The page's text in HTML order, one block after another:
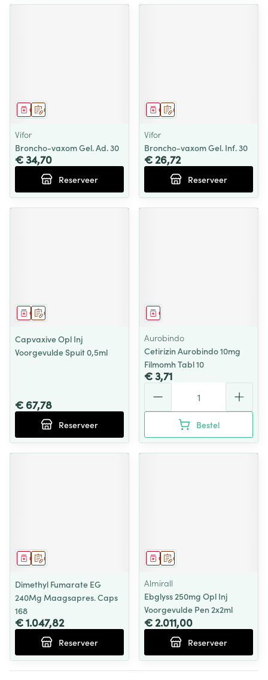
Op voorschrift
Geneesmiddel
Vifor
Broncho-vaxom Gel. Ad. 30
€ 34,70
Reserveer
Op voorschrift
Geneesmiddel
Vifor
Broncho-vaxom Gel. Inf. 30
€ 26,72
Reserveer
Op voorschrift
Geneesmiddel
Capvaxive Opl Inj
Voorgevulde Spuit 0,5ml
€ 67,78
Reserveer
Geneesmiddel
Aurobindo
Cetirizin Aurobindo 10mg
Filmomh Tabl 10
€ 3,71
Bestel
Op voorschrift
Geneesmiddel
Dimethyl Fumarate EG
240Mg Maagsapres. Caps
168
€ 1.047,82
Reserveer
Op voorschrift
Geneesmiddel
Almirall
Ebglyss 250mg Opl Inj
Voorgevulde Pen 2x2ml
€ 2.011,00
Reserveer